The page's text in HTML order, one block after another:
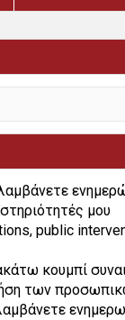
μου
public
κουμπί
των